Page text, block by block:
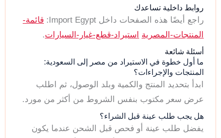
روابط داخلية تساعدك
راجع أيضًا هذه الصفحات داخل Import Egypt:
قائمة-
المنتجات-المصرية
استيراد-قطع-غيار-السيارات.
أسئلة شائعة
ما أول خطوة في الاستيراد من مصر إلى السعودية:
المنتجات والإجراءات؟
ابدأ بتحديد المنتج والكمية وبلد الوصول، ثم اطلب
عرض سعر مكتوب بنفس الشروط من أكثر من مورد.
هل يجب طلب عينة قبل الشراء؟
يفضل طلب عينة أو فحص قبل الشحن عندما يكون